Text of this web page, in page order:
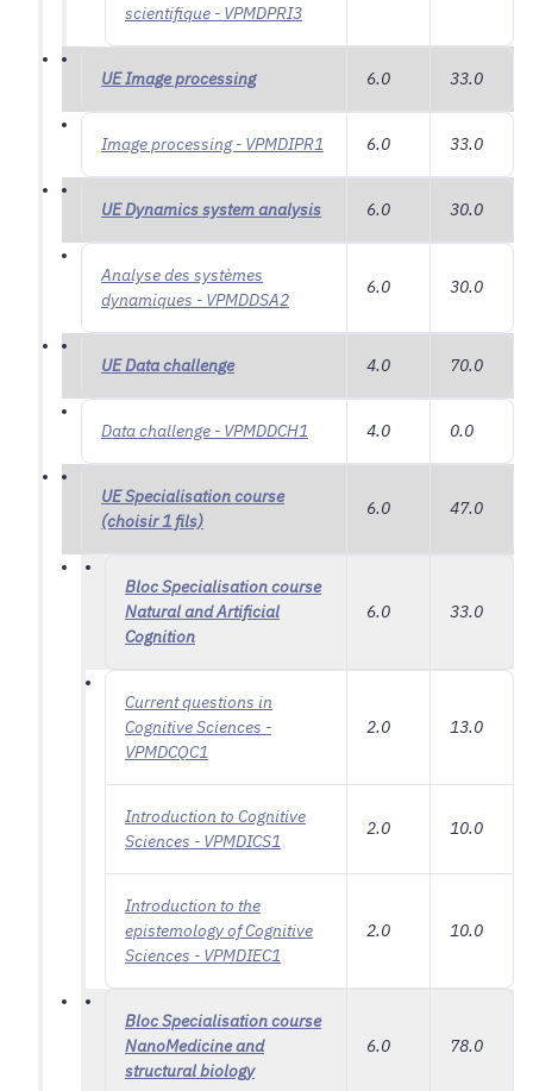
scientifique - VPMDPRI3
UE Image processing 6.0 33.0
Image processing - VPMDIPR1 6.0 33.0
UE Dynamics system analysis 6.0 30.0
Analyse des systèmes
dynamiques - VPMDDSA2
6.0 30.0
UE Data challenge 4.0 70.0
Data challenge - VPMDDCH1 4.0 0.0
UE Specialisation course
(choisir 1 fils)
6.0 47.0
Bloc Specialisation course
Natural and Artificial
Cognition
6.0 33.0
Current questions in
Cognitive Sciences -
VPMDCQC1
2.0 13.0
Introduction to Cognitive
Sciences - VPMDICS1
2.0 10.0
Introduction to the
epistemology of Cognitive
Sciences - VPMDIEC1
2.0 10.0
Bloc Specialisation course
NanoMedicine and
structural biology
6.0 78.0